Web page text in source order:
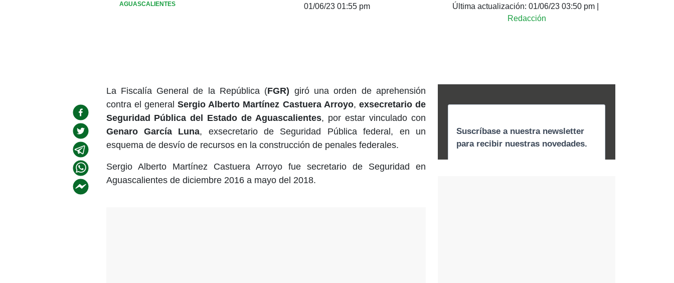
AGUASCALIENTES 01/06/23 01:55 pm Última actualización: 01/06/23 03:50 pm
Redacción
La Fiscalía General de la República (FGR) giró una orden de aprehensión
contra el general Sergio Alberto Martínez Castuera Arroyo, exsecretario de
Seguridad Pública del Estado de Aguascalientes, por estar vinculado con
Genaro García Luna, exsecretario de Seguridad Pública federal, en un
esquema de desvío de recursos en la construcción de penales federales.
Sergio Alberto Martínez Castuera Arroyo fue secretario de Seguridad en
Aguascalientes de diciembre 2016 a mayo del 2018.